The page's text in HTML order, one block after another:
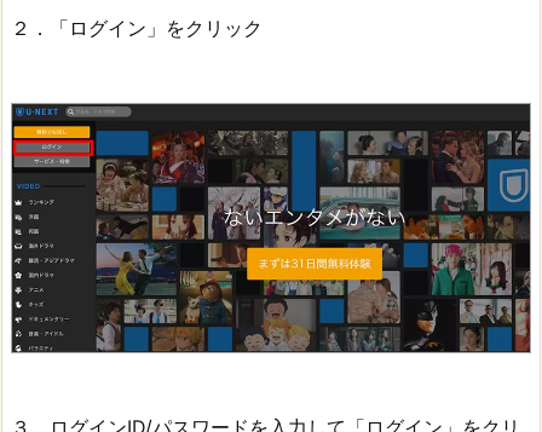
２．「ログイン」をクリック
３．ログインID/パスワードを入力して「ログイン」をクリ